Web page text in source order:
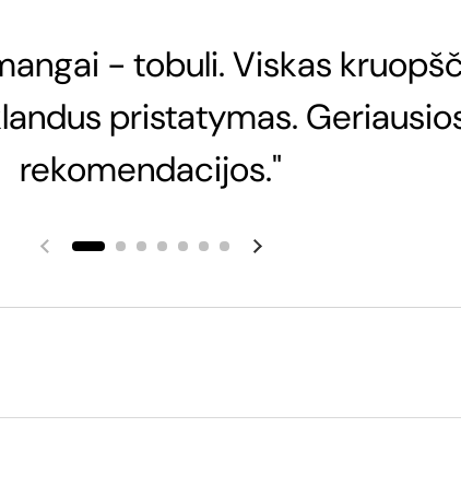
- tobuli. Viskas
pristatymas.
rekomendacijos."
Ankstesnė skaidrė Kita skaidrė